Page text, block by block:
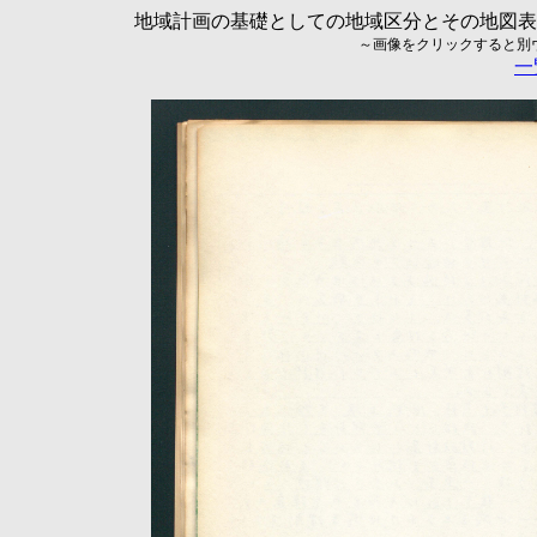
地域計画の基礎としての地域区分とその地
～画像をクリックすると
一